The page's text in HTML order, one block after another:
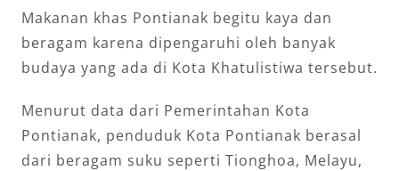
Makanan khas Pontianak begitu kaya dan
beragam karena dipengaruhi oleh banyak
budaya yang ada di Kota Khatulistiwa tersebut.
Menurut data dari Pemerintahan Kota
Pontianak, penduduk Kota Pontianak berasal
dari beragam suku seperti Tionghoa, Melayu,